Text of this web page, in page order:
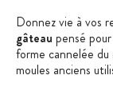
Donnez vie à vos
gâteau pensé
forme cannelée du
moules anciens